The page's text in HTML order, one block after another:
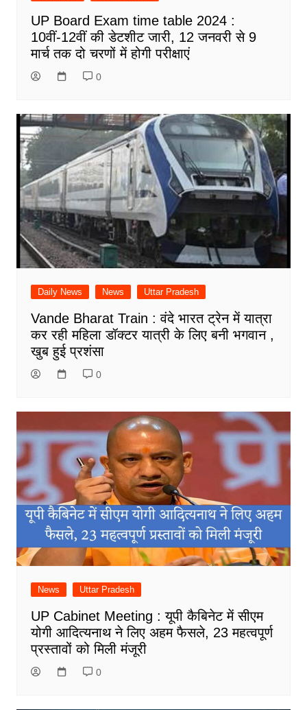
UP Board Exam time table 2024 :
10वीं-12वीं की डेटशीट जारी, 12 जनवरी से 9
मार्च तक दो चरणों में होगी परीक्षाएं
0
Daily News News Uttar Pradesh
Vande Bharat Train : वंदे भारत ट्रेन में यात्रा
कर रही महिला डॉक्टर यात्री के लिए बनी भगवान ,
खुब हुई प्रशंसा
0
News Uttar Pradesh
UP Cabinet Meeting : यूपी कैबिनेट में सीएम
योगी आदित्यनाथ ने लिए अहम फैसले, 23 महत्वपूर्ण
प्रस्तावों को मिली मंजूरी
0